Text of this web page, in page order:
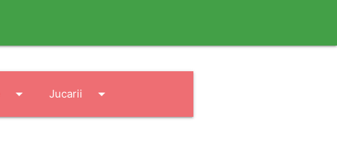
arrow_drop_down Jucarii arrow_drop_down